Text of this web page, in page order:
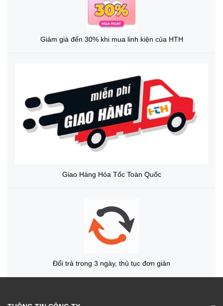
Giảm giá đến 30% khi mua linh kiện của HTH
Giao Hàng Hỏa Tốc Toàn Quốc
Đổi trả trong 3 ngày, thủ tục đơn giản